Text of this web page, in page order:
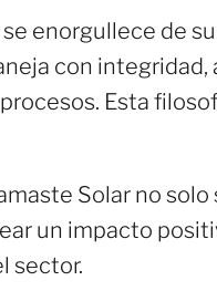
enorgullece de
con
Esta
Solar no
un impacto
sector.